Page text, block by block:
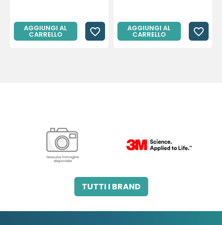
AGGIUNGI AL
CARRELLO favorite_border AGGIUNGI AL
CARRELLO favorite_border
3M ITALIA SRL A.B.PHARM SRL
TUTTI I BRAND